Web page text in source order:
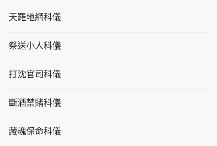
天羅地網科儀
祭送小人科儀
打沈官司科儀
斷酒禁賭科儀
藏魂保命科儀